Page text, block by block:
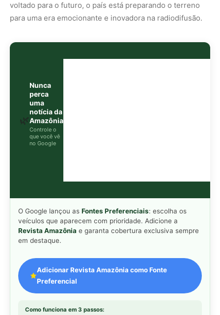
voltado para o futuro, o país está preparando o terreno
para uma era emocionante e inovadora na radiodifusão.
🌿
Nunca
perca
uma
notícia da
Amazônia
Controle o
que você vê
no Google
O Google lançou as Fontes Preferenciais: escolha os
veículos que aparecem com prioridade. Adicione a
Revista Amazônia e garanta cobertura exclusiva sempre
em destaque.
Adicionar Revista Amazônia como Fonte
Preferencial
Como funciona em 3 passos: